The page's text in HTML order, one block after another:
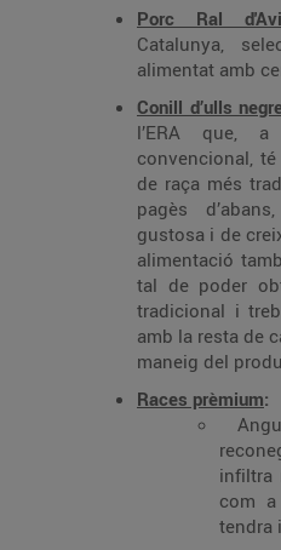
Porc Ral
Catalunya,
alimentat amb
Conill d’ulls
l’ERA que,
convencional,
de raça més
pagès
gustosa i de
alimentació
tal de poder
tradicional i
amb la resta de
maneig del
Races prèmium:
infiltra
com
tendra